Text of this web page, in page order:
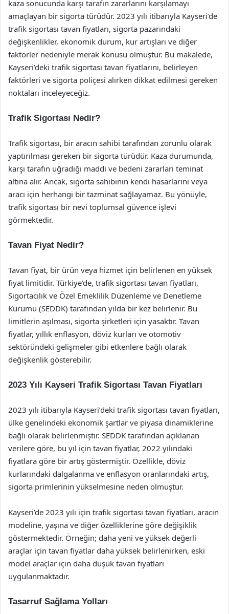
kaza sonucunda karşı tarafın zararlarını karşılamayı
amaçlayan bir sigorta türüdür. 2023 yılı itibarıyla Kayseri’de
trafik sigortası tavan fiyatları, sigorta pazarındaki
değişkenlikler, ekonomik durum, kur artışları ve diğer
faktörler nedeniyle merak konusu olmuştur. Bu makalede,
Kayseri’deki trafik sigortası tavan fiyatlarını, belirleyen
faktörleri ve sigorta poliçesi alırken dikkat edilmesi gereken
noktaları inceleyeceğiz.
Trafik Sigortası Nedir?
Trafik sigortası, bir aracın sahibi tarafından zorunlu olarak
yaptırılması gereken bir sigorta türüdür. Kaza durumunda,
karşı tarafın uğradığı maddi ve bedeni zararları teminat
altına alır. Ancak, sigorta sahibinin kendi hasarlarını veya
aracı için herhangi bir tazminat sağlayamaz. Bu yönüyle,
trafik sigortası bir nevi toplumsal güvence işlevi
görmektedir.
Tavan Fiyat Nedir?
Tavan fiyat, bir ürün veya hizmet için belirlenen en yüksek
fiyat limitidir. Türkiye’de, trafik sigortası tavan fiyatları,
Sigortacılık ve Özel Emeklilik Düzenleme ve Denetleme
Kurumu (SEDDK) tarafından yılda bir kez belirlenir. Bu
limitlerin aşılması, sigorta şirketleri için yasaktır. Tavan
fiyatlar, yıllık enflasyon, döviz kurları ve otomotiv
sektöründeki gelişmeler gibi etkenlere bağlı olarak
değişkenlik gösterebilir.
2023 Yılı Kayseri Trafik Sigortası Tavan Fiyatları
2023 yılı itibarıyla Kayseri’deki trafik sigortası tavan fiyatları,
ülke genelindeki ekonomik şartlar ve piyasa dinamiklerine
bağlı olarak belirlenmiştir. SEDDK tarafından açıklanan
verilere göre, bu yıl için tavan fiyatlar, 2022 yılındaki
fiyatlara göre bir artış göstermiştir. Özellikle, döviz
kurlarındaki dalgalanma ve enflasyon oranlarındaki artış,
sigorta primlerinin yükselmesine neden olmuştur.
Kayseri’de 2023 yılı için trafik sigortası tavan fiyatları, aracın
modeline, yaşına ve diğer özelliklerine göre değişiklik
göstermektedir. Örneğin; daha yeni ve yüksek değerli
araçlar için tavan fiyatlar daha yüksek belirlenirken, eski
model araçlar için daha düşük tavan fiyatları
uygulanmaktadır.
Tasarruf Sağlama Yolları